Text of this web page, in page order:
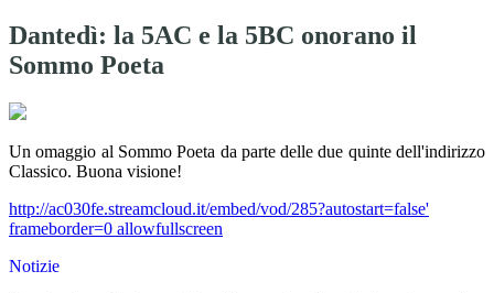
Dantedì: la 5AC e la 5BC onorano il
Sommo Poeta
Un omaggio al Sommo Poeta da parte delle due quinte dell'indirizzo
Classico. Buona visione!
http://ac030fe.streamcloud.it/embed/vod/285?autostart=false'
frameborder=0 allowfullscreen
Notizie